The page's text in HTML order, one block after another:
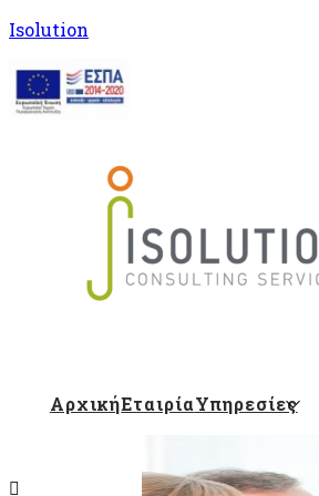
Isolution
ΑρχικήΕταιρίαΥπηρεσίες
Isolution Blog